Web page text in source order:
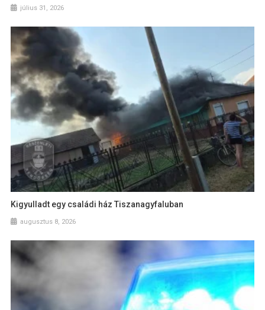
július 31, 2026
Kigyulladt egy családi ház Tiszanagyfaluban
augusztus 8, 2026